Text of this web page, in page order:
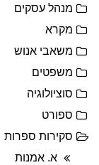
מנהל עסקים
מקרא
משאבי אנוש
משפטים
סוציולוגיה
ספורט
סקירות ספרות
א. אמנות